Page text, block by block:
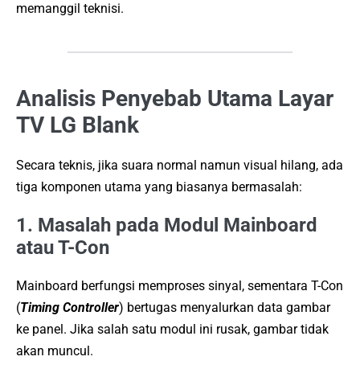
memanggil teknisi.
Analisis Penyebab Utama Layar
TV LG Blank
Secara teknis, jika suara normal namun visual hilang, ada
tiga komponen utama yang biasanya bermasalah:
1. Masalah pada Modul Mainboard
atau T-Con
Mainboard berfungsi memproses sinyal, sementara T-Con
(Timing Controller) bertugas menyalurkan data gambar
ke panel. Jika salah satu modul ini rusak, gambar tidak
akan muncul.